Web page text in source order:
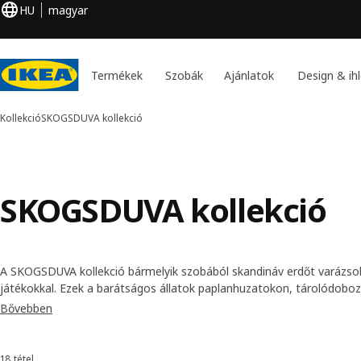
HU magyar
Termékek Szobák Ajánlatok Design &
KollekcióSKOGSDUVA kollekció
SKOGSDUVA kollekció
A SKOGSDUVA kollekció bármelyik szobából skandináv erdőt
játékokkal. Ezek a barátságos állatok paplanhuzatokon,
posztereken és egyéb termékeken is megjelennek, tökéletes
Bővebben